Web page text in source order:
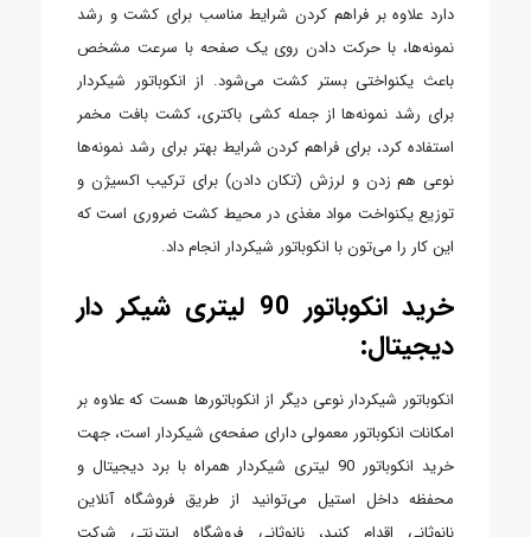
دارد علاوه بر فراهم کردن شرایط مناسب برای کشت و رشد
نمونه‌ها، با حرکت دادن روی یک صفحه با سرعت مشخص
باعث یکنواختی بستر کشت می‌شود. از انکوباتور شیکردار
برای رشد نمونه‌ها از جمله کشی باکتری، کشت بافت مخمر
استفاده کرد، برای فراهم کردن شرایط بهتر برای رشد نمونه‌ها
نوعی هم زدن و لرزش (تکان دادن) برای ترکیب اکسیژن و
توزیع یکنواخت مواد مغذی در محیط کشت ضروری است که
این کار را می‌تون با انکوباتور شیکردار انجام داد.
خرید انکوباتور 90 لیتری شیکر دار
دیجیتال:
انکوباتور شیکردار نوعی دیگر از انکوباتورها هست که علاوه بر
امکانات انکوباتور معمولی دارای صفحه‌ی شیکردار است، جهت
خرید انکوباتور 90 لیتری شیکردار همراه با برد دیجیتال و
محفظه داخل استیل می‌توانید از طریق فروشگاه آنلاین